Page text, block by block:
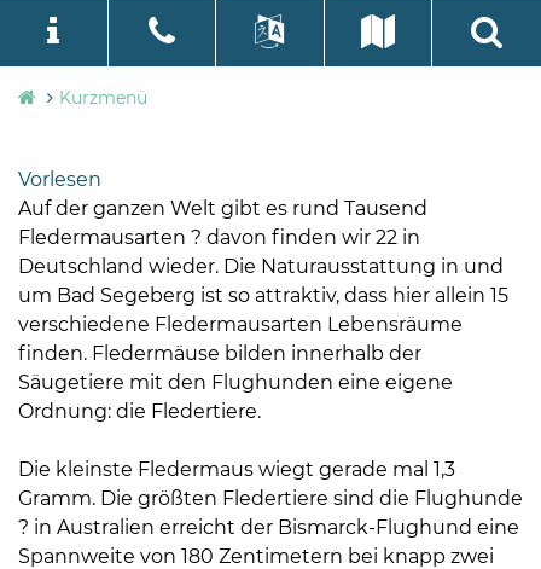
Stadtverwaltung
Bramstedt
Bleeck 15-
24576 Bad
Bramstedt
04192-
506-
zentrale@badbramstedt.de
Di,
Fr
08
language
Kurzmenü
Vorlesen
Auf der ganzen Welt gibt es rund Tausend
Fledermausarten ? davon finden wir 22 in
Deutschland wieder. Die Naturausstattung in und
um Bad Segeberg ist so attraktiv, dass hier allein 15
verschiedene Fledermausarten Lebensräume
finden. Fledermäuse bilden innerhalb der
Säugetiere mit den Flughunden eine eigene
Ordnung: die Fledertiere.
Die kleinste Fledermaus wiegt gerade mal 1,3
Gramm. Die größten Fledertiere sind die Flughunde
? in Australien erreicht der Bismarck-Flughund eine
Spannweite von 180 Zentimetern bei knapp zwei